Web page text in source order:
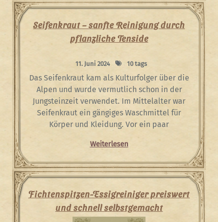
Seifenkraut – sanfte Reinigung durch
pflanzliche Tenside
11. Juni 2024 10 tags
Das Seifenkraut kam als Kulturfolger über die
Alpen und wurde vermutlich schon in der
Jungsteinzeit verwendet. Im Mittelalter war
Seifenkraut ein gängiges Waschmittel für
Körper und Kleidung. Vor ein paar
Weiterlesen
Fichtenspitzen-Essigreiniger preiswert
und schnell selbstgemacht